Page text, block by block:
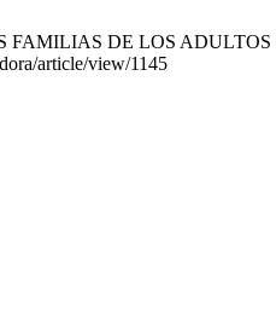
FAMILIAS DE LOS ADULTOS
article/view/1145